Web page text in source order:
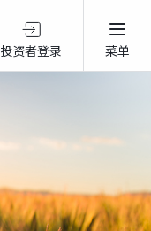
投资者登录 菜单